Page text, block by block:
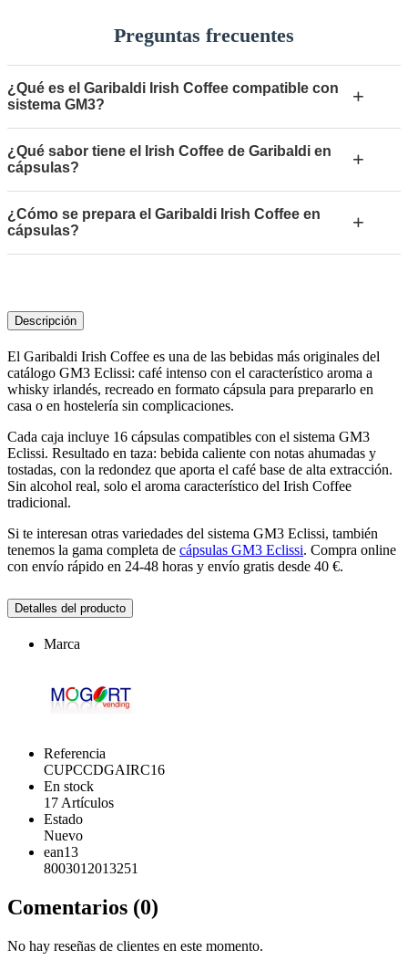
Preguntas frecuentes
¿Qué es el Garibaldi Irish Coffee compatible con
sistema GM3?
+
¿Qué sabor tiene el Irish Coffee de Garibaldi en
cápsulas?
+
¿Cómo se prepara el Garibaldi Irish Coffee en
cápsulas?
+
Descripción
El Garibaldi Irish Coffee es una de las bebidas más originales del
catálogo GM3 Eclissi: café intenso con el característico aroma a
whisky irlandés, recreado en formato cápsula para prepararlo en
casa o en hostelería sin complicaciones.
Cada caja incluye 16 cápsulas compatibles con el sistema GM3
Eclissi. Resultado en taza: bebida caliente con notas ahumadas y
tostadas, con la redondez que aporta el café base de alta extracción.
Sin alcohol real, solo el aroma característico del Irish Coffee
tradicional.
Si te interesan otras variedades del sistema GM3 Eclissi, también
tenemos la gama completa de cápsulas GM3 Eclissi. Compra online
con envío rápido en 24-48 horas y envío gratis desde 40 €.
Detalles del producto
Marca
Referencia
CUPCCDGAIRC16
En stock
17 Artículos
Estado
Nuevo
ean13
8003012013251
Comentarios (0)
No hay reseñas de clientes en este momento.